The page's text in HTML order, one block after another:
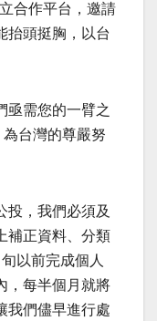
合作平台，邀請
抬頭挺胸，以台
亟需您的一臂之
台灣的尊嚴努
投，我們必須及
補正資料、分類
以前完成個人
，每半個月就將
我們儘早進行處